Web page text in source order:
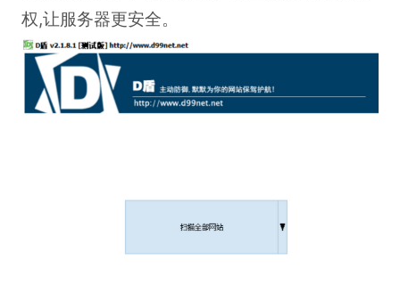
权,让服务器更安全。